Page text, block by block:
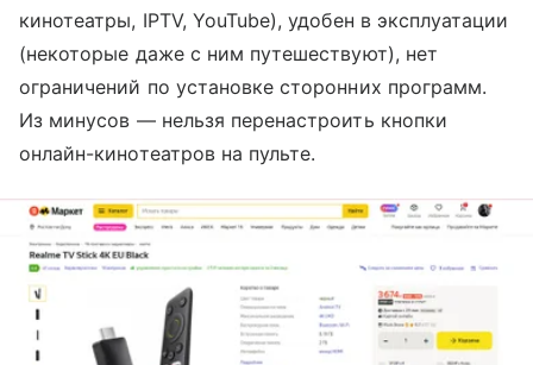
кинотеатры, IPTV, YouTube), удобен в эксплуатации
(некоторые даже с ним путешествуют), нет
ограничений по установке сторонних программ.
Из минусов — нельзя перенастроить кнопки
онлайн-кинотеатров на пульте.